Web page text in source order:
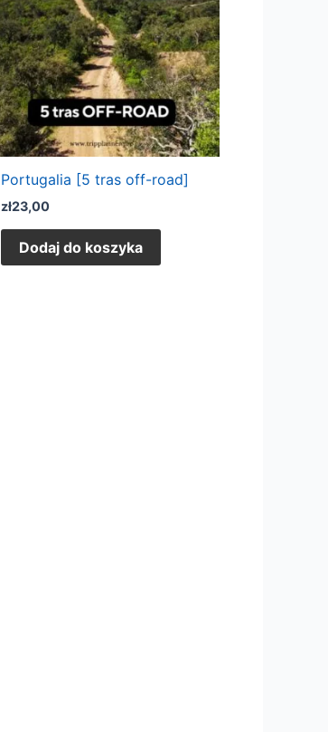
Portugalia [5 tras off-road]
zł23,00
Dodaj do koszyka